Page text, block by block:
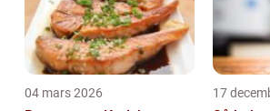
04 mars 2026 17